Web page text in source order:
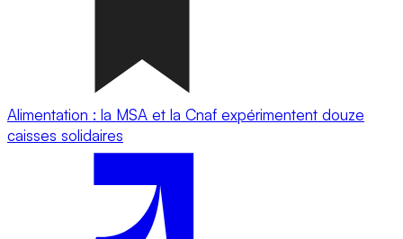
Alimentation : la MSA et la Cnaf expérimentent douze
caisses solidaires